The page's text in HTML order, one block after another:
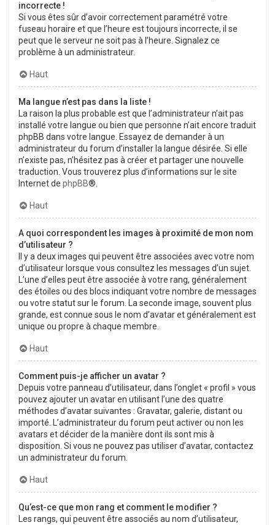
incorrecte !
Si vous êtes sûr d’avoir correctement paramétré votre
fuseau horaire et que l’heure est toujours incorrecte, il se
peut que le serveur ne soit pas à l’heure. Signalez ce
problème à un administrateur.
Haut
Ma langue n’est pas dans la liste !
La raison la plus probable est que l’administrateur n’ait pas
installé votre langue ou bien que personne n’ait encore traduit
phpBB dans votre langue. Essayez de demander à un
administrateur du forum d’installer la langue désirée. Si elle
n’existe pas, n’hésitez pas à créer et partager une nouvelle
traduction. Vous trouverez plus d’informations sur le site
Internet de phpBB®.
Haut
A quoi correspondent les images à proximité de mon nom
d’utilisateur ?
Il y a deux images qui peuvent être associées avec votre nom
d’utilisateur lorsque vous consultez les messages d’un sujet.
L’une d’elles peut être associée à votre rang, généralement
des étoiles ou des blocs indiquant votre nombre de messages
ou votre statut sur le forum. La seconde image, souvent plus
grande, est connue sous le nom d’avatar et généralement est
unique ou propre à chaque membre.
Haut
Comment puis-je afficher un avatar ?
Depuis votre panneau d’utilisateur, dans l’onglet « profil » vous
pouvez ajouter un avatar en utilisant l’une des quatre
méthodes d’avatar suivantes : Gravatar, galerie, distant ou
importé. L’administrateur du forum peut activer ou non les
avatars et décider de la manière dont ils sont mis à
disposition. Si vous ne pouvez pas utiliser d’avatar, contactez
un administrateur du forum.
Haut
Qu’est-ce que mon rang et comment le modifier ?
Les rangs, qui peuvent être associés au nom d’utilisateur,